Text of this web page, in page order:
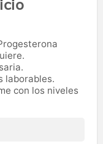
laborables.
con los niveles